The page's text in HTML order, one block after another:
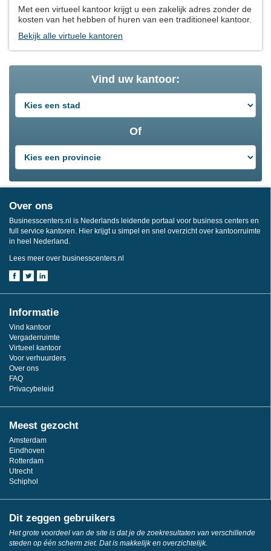
Met een virtueel kantoor krijgt u een zakelijk adres zonder de
kosten van het hebben of huren van een traditioneel kantoor.
Bekijk alle virtuele kantoren
Vind uw kantoor:
Of
Over ons
Businesscenters.nl is Nederlands leidende portaal voor business centers en
full service kantoren. Hier krijgt u simpel en snel overzicht over kantoorruimte
in heel Nederland.
Lees meer over businesscenters.nl
Informatie
Vind kantoor
Vergaderruimte
Virtueel kantoor
Voor verhuurders
Over ons
FAQ
Privacybeleid
Meest gezocht
Amsterdam
Eindhoven
Rotterdam
Utrecht
Schiphol
Dit zeggen gebruikers
Het grote voordeel van de site is dat je de zoekresultaten van verschillende
steden op één scherm ziet. Dat is makkelijk en overzichtelijk.